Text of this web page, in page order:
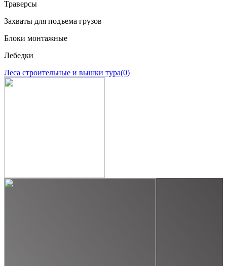
Траверсы
Захваты для подъема грузов
Блоки монтажные
Лебедки
Леса строительные и вышки тура(0)